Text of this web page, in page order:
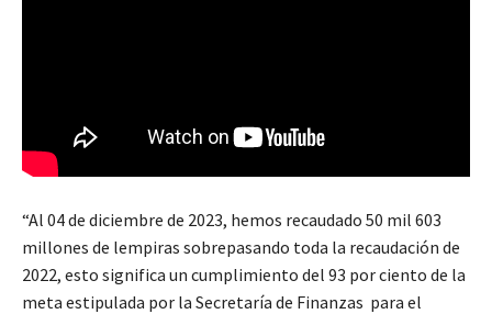
“Al 04 de diciembre de 2023, hemos recaudado 50 mil 603
millones de lempiras sobrepasando toda la recaudación de
2022, esto significa un cumplimiento del 93 por ciento de la
meta estipulada por la Secretaría de Finanzas para el